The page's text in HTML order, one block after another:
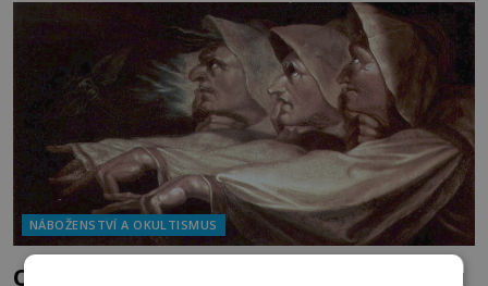
Labského pramene a jeho okolí. Obřadu se dne 19.
září
NÁBOŽENSTVÍ A OKULTISMUS
Osmanský cestovatel zaznamenal bitvu